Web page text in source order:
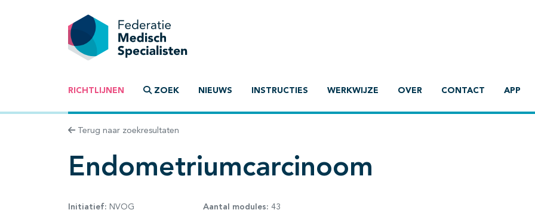
RICHTLIJNEN ZOEK NIEUWS INSTRUCTIES WERKWIJZE OVER CONTACT APP
Terug naar zoekresultaten
Endometriumcarcinoom
Initiatief: NVOG Aantal modules: 43